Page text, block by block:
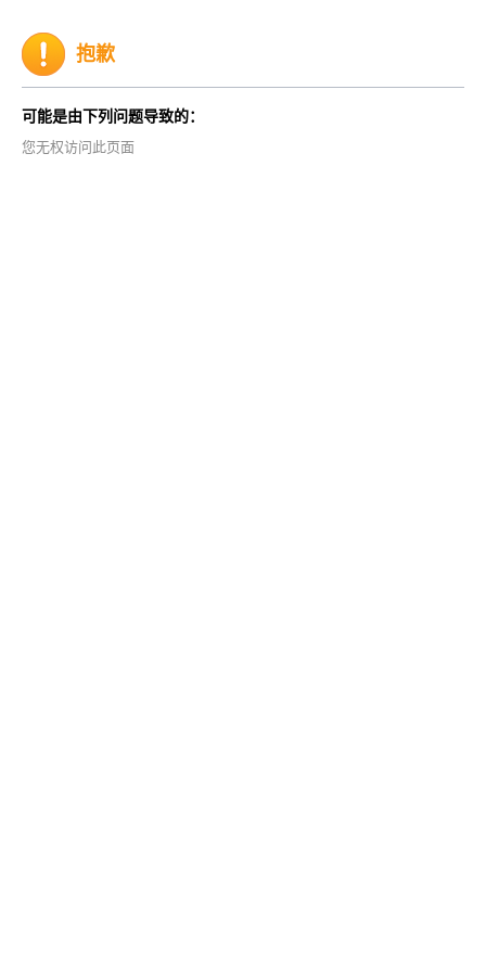
抱歉
可能是由下列问题导致的：
您无权访问此页面